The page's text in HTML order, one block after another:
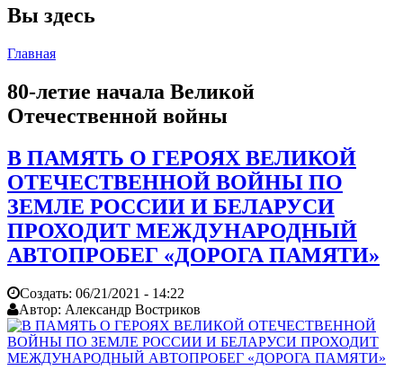
Вы здесь
Главная
80-летие начала Великой
Отечественной войны
В ПАМЯТЬ О ГЕРОЯХ ВЕЛИКОЙ
ОТЕЧЕСТВЕННОЙ ВОЙНЫ ПО
ЗЕМЛЕ РОССИИ И БЕЛАРУСИ
ПРОХОДИТ МЕЖДУНАРОДНЫЙ
АВТОПРОБЕГ «ДОРОГА ПАМЯТИ»
Создать: 06/21/2021 - 14:22
Автор: Александр Востриков